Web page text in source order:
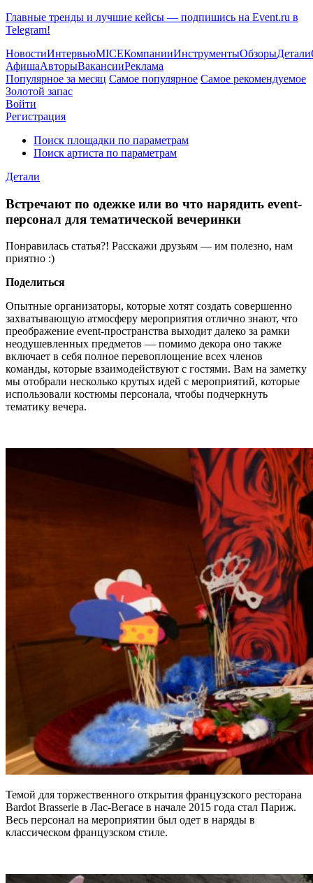
Главные тренды и лучшие кейсы — подпишись на Event.ru в
Telegram!
НовостиИнтервьюMICEКомпанииИнструментыОбзорыДетали
АфишаАвторыВакансииРеклама
Популярное за месяц Самое популярное Самое рекомендуемое
Золотой запас
Войти
Регистрация
Поиск площадки по параметрам
Поиск артиста по параметрам
Детали
Встречают по одежке или во что нарядить event-
персонал для тематической вечеринки
Понравилась статья?! Расскажи друзьям — им полезно, нам
приятно :)
Поделиться
Опытные организаторы, которые хотят создать совершенно
захватывающую атмосферу мероприятия отлично знают, что
преображение event-пространства выходит далеко за рамки
неодушевленных предметов — помимо декора оно также
включает в себя полное перевоплощение всех членов
команды, которые взаимодействуют с гостями. Вам на заметку
мы отобрали несколько крутых идей с мероприятий, которые
использовали костюмы персонала, чтобы подчеркнуть
тематику вечера.
Темой для торжественного открытия французского ресторана
Bardot Brasserie в Лас-Вегасе в начале 2015 года стал Париж.
Весь персонал на мероприятии был одет в наряды в
классическом французском стиле.